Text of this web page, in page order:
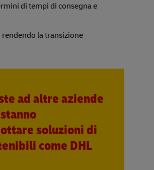
di tempi di consegna e
rendendo la transizione
ad altre aziende
soluzioni di
come DHL